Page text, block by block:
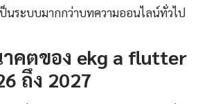
นระบบมากกว่าบทความออนไลน์ทั่วไป
คตของ ekg a flutter
ถึง 2027